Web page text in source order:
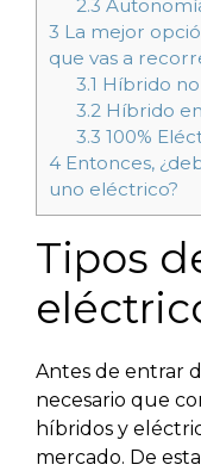
2.3
3 La mejor
que vas a
3.1 Híbrido
3.2Híbrido
3.3 100%
4 Entonces,
uno eléctrico?
Tipos
Antes de entrar
necesario que
híbridos y
mercado. De